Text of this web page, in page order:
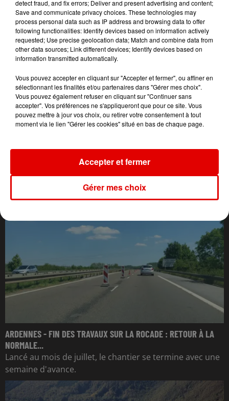
L'ACTU DES ARDENNES
ARDENNES - FIN DES TRAVAUX SUR LA ROCADE : RETOUR À LA
NORMALE...
Lancé au mois de juillet, le chantier se termine avec une
semaine d'avance.
detect fraud, and fix errors; Deliver and present advertising and content;
Save and communicate privacy choices. These technologies may
process personal data such as IP address and browsing data to offer
following functionalities: Identify devices based on information actively
requested; Use precise geolocation data; Match and combine data from
other data sources; Link different devices; Identify devices based on
information transmitted automatically.
Vous pouvez accepter en cliquant sur "Accepter et fermer", ou affiner en
sélectionnant les finalités et/ou partenaires dans "Gérer mes choix".
Vous pouvez également refuser en cliquant sur "Continuer sans
accepter". Vos préférences ne s'appliqueront que pour ce site. Vous
pouvez mettre à jour vos choix, ou retirer votre consentement à tout
moment via le lien "Gérer les cookies" situé en bas de chaque page.
Gérer mes choix
Accepter et fermer